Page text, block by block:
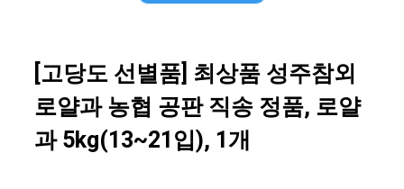
[고당도 선별품] 최상품 성주참외
로얄과 농협 공판 직송 정품, 로얄
과 5kg(13~21입), 1개